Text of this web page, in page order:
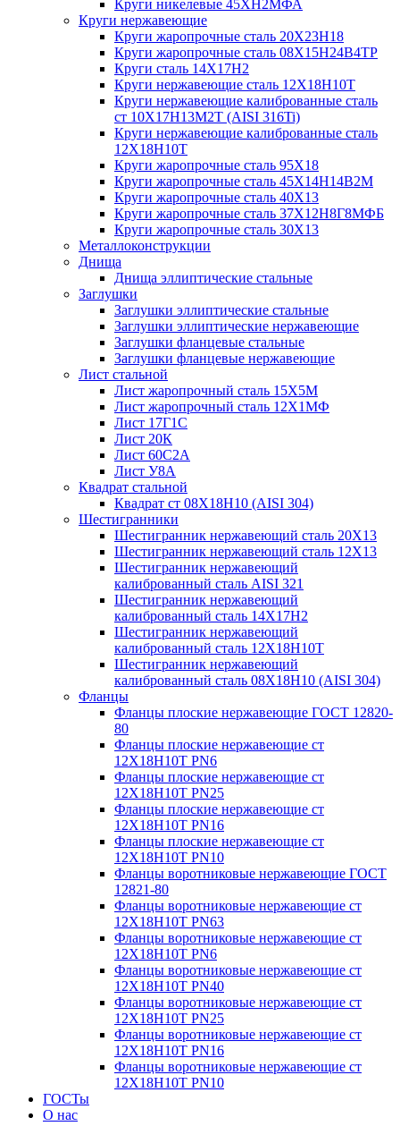
Круги никелевые 45ХН2МФА
Круги нержавеющие
Круги жаропрочные сталь 20Х23Н18
Круги жаропрочные сталь 08Х15Н24В4ТР
Круги сталь 14Х17Н2
Круги нержавеющие сталь 12Х18Н10Т
Круги нержавеющие калиброванные сталь
ст 10Х17Н13М2Т (AISI 316Ti)
Круги нержавеющие калиброванные сталь
12Х18Н10Т
Круги жаропрочные сталь 95Х18
Круги жаропрочные сталь 45Х14Н14В2М
Круги жаропрочные сталь 40Х13
Круги жаропрочные сталь 37Х12Н8Г8МФБ
Круги жаропрочные сталь 30Х13
Металлоконструкции
Днища
Днища эллиптические стальные
Заглушки
Заглушки эллиптические стальные
Заглушки эллиптические нержавеющие
Заглушки фланцевые стальные
Заглушки фланцевые нержавеющие
Лист стальной
Лист жаропрочный сталь 15Х5М
Лист жаропрочный сталь 12Х1МФ
Лист 17Г1С
Лист 20К
Лист 60С2А
Лист У8А
Квадрат стальной
Квадрат ст 08Х18Н10 (AISI 304)
Шестигранники
Шестигранник нержавеющий сталь 20Х13
Шестигранник нержавеющий сталь 12Х13
Шестигранник нержавеющий
калиброванный сталь AISI 321
Шестигранник нержавеющий
калиброванный сталь 14Х17Н2
Шестигранник нержавеющий
калиброванный сталь 12Х18Н10Т
Шестигранник нержавеющий
калиброванный сталь 08Х18Н10 (AISI 304)
Фланцы
Фланцы плоские нержавеющие ГОСТ 12820-
80
Фланцы плоские нержавеющие ст
12Х18Н10Т PN6
Фланцы плоские нержавеющие ст
12Х18Н10Т PN25
Фланцы плоские нержавеющие ст
12Х18Н10Т PN16
Фланцы плоские нержавеющие ст
12Х18Н10Т PN10
Фланцы воротниковые нержавеющие ГОСТ
12821-80
Фланцы воротниковые нержавеющие ст
12Х18Н10Т PN63
Фланцы воротниковые нержавеющие ст
12Х18Н10Т PN6
Фланцы воротниковые нержавеющие ст
12Х18Н10Т PN40
Фланцы воротниковые нержавеющие ст
12Х18Н10Т PN25
Фланцы воротниковые нержавеющие ст
12Х18Н10Т PN16
Фланцы воротниковые нержавеющие ст
12Х18Н10Т PN10
ГОСТы
О нас